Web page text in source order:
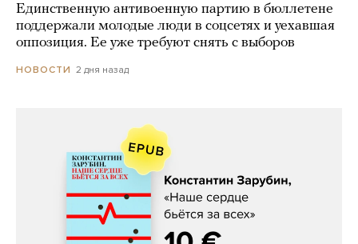
Единственную антивоенную партию в бюллетене
поддержали молодые люди в соцсетях и уехавшая
оппозиция. Ее уже требуют снять с выборов
НОВОСТИ 2 дня назад